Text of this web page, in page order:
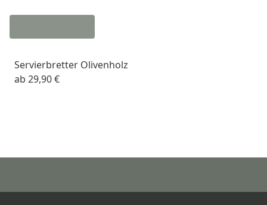
Servierbretter Olivenholz
ab 29,90 €